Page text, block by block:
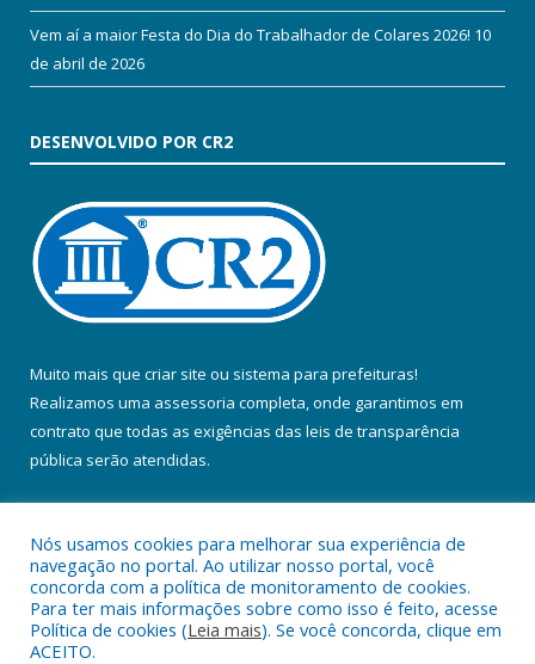
Vem aí a maior Festa do Dia do Trabalhador de Colares 2026! 10
de abril de 2026
DESENVOLVIDO POR CR2
Muito mais que criar site ou sistema para prefeituras!
Realizamos uma assessoria completa, onde garantimos em
contrato que todas as exigências das leis de transparência
pública serão atendidas.
Todos os direitos reservados a Prefeitura Municipal de Colares.
Nós usamos cookies para melhorar sua experiência de
navegação no portal. Ao utilizar nosso portal, você
concorda com a política de monitoramento de cookies.
Para ter mais informações sobre como isso é feito, acesse
Política de cookies (Leia mais). Se você concorda, clique em
ACEITO.